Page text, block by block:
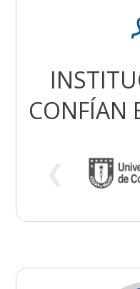
CONFÍAN